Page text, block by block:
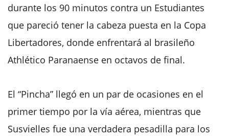
durante los 90 minutos contra un Estudiantes
que pareció tener la cabeza puesta en la Copa
Libertadores, donde enfrentará al brasileño
Athlético Paranaense en octavos de final.
El “Pincha” llegó en un par de ocasiones en el
primer tiempo por la vía aérea, mientras que
Susvielles fue una verdadera pesadilla para los